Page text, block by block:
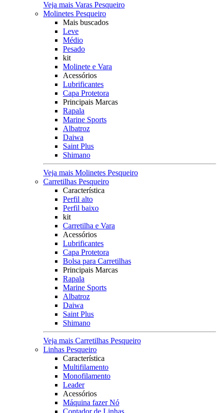
Veja mais Varas Pesqueiro
Molinetes Pesqueiro
Mais buscados
Leve
Médio
Pesado
kit
Molinete e Vara
Acessórios
Lubrificantes
Capa Protetora
Principais Marcas
Rapala
Marine Sports
Albatroz
Daiwa
Saint Plus
Shimano
Veja mais Molinetes Pesqueiro
Carretilhas Pesqueiro
Característica
Perfil alto
Perfil baixo
kit
Carretilha e Vara
Acessórios
Lubrificantes
Capa Protetora
Bolsa para Carretilhas
Principais Marcas
Rapala
Marine Sports
Albatroz
Daiwa
Saint Plus
Shimano
Veja mais Carretilhas Pesqueiro
Linhas Pesqueiro
Característica
Multifilamento
Monofilamento
Leader
Acessórios
Máquina fazer Nó
Contador de Linhas